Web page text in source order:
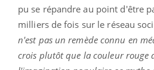
pu se répandre au point d'être
milliers de fois sur le réseau
n'est pas un remède connu en
crois plutôt que la couleur rouge